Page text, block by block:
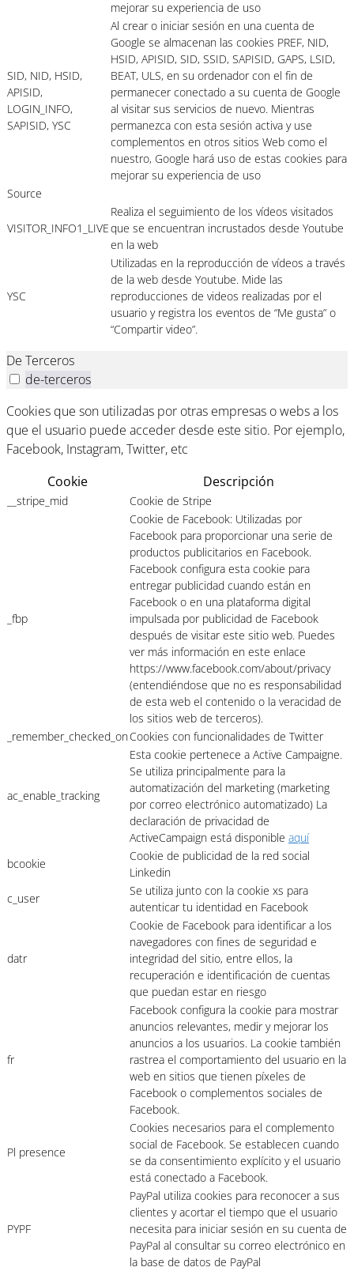
mejorar su experiencia de uso
SID, NID, HSID,
APISID,
LOGIN_INFO,
SAPISID, YSC
Al crear o iniciar sesión en una cuenta de
Google se almacenan las cookies PREF, NID,
HSID, APISID, SID, SSID, SAPISID, GAPS, LSID,
BEAT, ULS, en su ordenador con el fin de
permanecer conectado a su cuenta de Google
al visitar sus servicios de nuevo. Mientras
permanezca con esta sesión activa y use
complementos en otros sitios Web como el
nuestro, Google hará uso de estas cookies para
mejorar su experiencia de uso
Source
VISITOR_INFO1_LIVE
Realiza el seguimiento de los vídeos visitados
que se encuentran incrustados desde Youtube
en la web
YSC
Utilizadas en la reproducción de vídeos a través
de la web desde Youtube. Mide las
reproducciones de videos realizadas por el
usuario y registra los eventos de “Me gusta” o
“Compartir video”.
De Terceros
de-terceros
Cookies que son utilizadas por otras empresas o webs a los
que el usuario puede acceder desde este sitio. Por ejemplo,
Facebook, Instagram, Twitter, etc
Cookie
Descripción
__stripe_mid Cookie de Stripe
_fbp
Cookie de Facebook: Utilizadas por
Facebook para proporcionar una serie de
productos publicitarios en Facebook.
Facebook configura esta cookie para
entregar publicidad cuando están en
Facebook o en una plataforma digital
impulsada por publicidad de Facebook
después de visitar este sitio web. Puedes
ver más información en este enlace
https://www.facebook.com/about/privacy
(entendiéndose que no es responsabilidad
de esta web el contenido o la veracidad de
los sitios web de terceros).
_remember_checked_onCookies con funcionalidades de Twitter
ac_enable_tracking
Esta cookie pertenece a Active Campaigne.
Se utiliza principalmente para la
automatización del marketing (marketing
por correo electrónico automatizado) La
declaración de privacidad de
ActiveCampaign está disponible aquí
bcookie
Cookie de publicidad de la red social
Linkedin
c_user
Se utiliza junto con la cookie xs para
autenticar tu identidad en Facebook
datr
Cookie de Facebook para identificar a los
navegadores con fines de seguridad e
integridad del sitio, entre ellos, la
recuperación e identificación de cuentas
que puedan estar en riesgo
fr
Facebook configura la cookie para mostrar
anuncios relevantes, medir y mejorar los
anuncios a los usuarios. La cookie también
rastrea el comportamiento del usuario en la
web en sitios que tienen píxeles de
Facebook o complementos sociales de
Facebook.
Pl presence
Cookies necesarios para el complemento
social de Facebook. Se establecen cuando
se da consentimiento explícito y el usuario
está conectado a Facebook.
PYPF
PayPal utiliza cookies para reconocer a sus
clientes y acortar el tiempo que el usuario
necesita para iniciar sesión en su cuenta de
PayPal al consultar su correo electrónico en
la base de datos de PayPal